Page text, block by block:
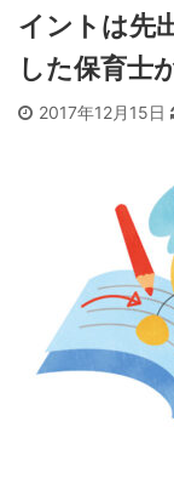
イントは先
した保育士
2017年12月15日